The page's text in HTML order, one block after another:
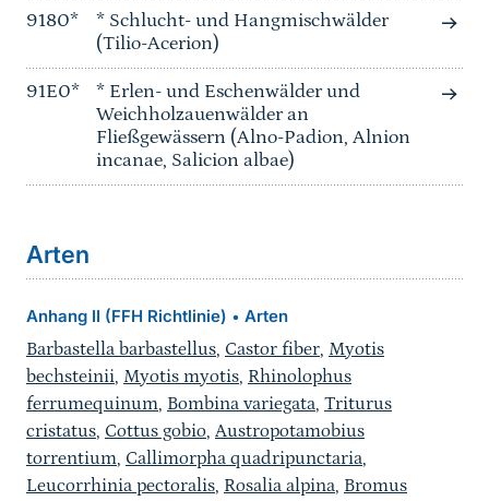
9180*
* Schlucht- und Hangmischwälder
(Tilio-Acerion)
91E0*
* Erlen- und Eschenwälder und
Weichholzauenwälder an
Fließgewässern (Alno-Padion, Alnion
incanae, Salicion albae)
Arten
Anhang II (FFH Richtlinie) • Arten
Barbastella barbastellus, Castor fiber, Myotis
bechsteinii, Myotis myotis, Rhinolophus
ferrumequinum, Bombina variegata, Triturus
cristatus, Cottus gobio, Austropotamobius
torrentium, Callimorpha quadripunctaria,
Leucorrhinia pectoralis, Rosalia alpina, Bromus